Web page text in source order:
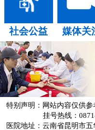
社会公益 媒体关
特别声明：网站内容仅供参
挂号热线：
医院地址：云南省昆明市